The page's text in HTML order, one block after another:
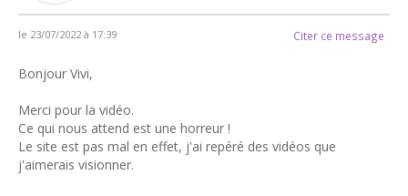
le 23/07/2022 à 17:39 Citer ce message
Bonjour Vivi,
Merci pour la vidéo.
Ce qui nous attend est une horreur !
Le site est pas mal en effet, j'ai repéré des vidéos que
j'aimerais visionner.